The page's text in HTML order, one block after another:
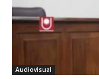
Audiovisual